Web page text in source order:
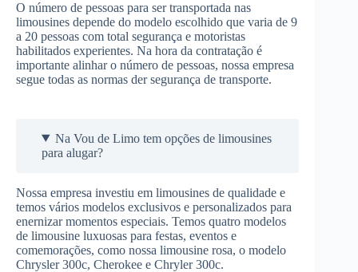
O número de pessoas para ser transportada nas
limousines depende do modelo escolhido que varia de 9
a 20 pessoas com total segurança e motoristas
habilitados experientes. Na hora da contratação é
importante alinhar o número de pessoas, nossa empresa
segue todas as normas der segurança de transporte.
Na Vou de Limo tem opções de limousines
para alugar?
Nossa empresa investiu em limousines de qualidade e
temos vários modelos exclusivos e personalizados para
enernizar momentos especiais. Temos quatro modelos
de limousine luxuosas para festas, eventos e
comemorações, como nossa limousine rosa, o modelo
Chrysler 300c, Cherokee e Chryler 300c.